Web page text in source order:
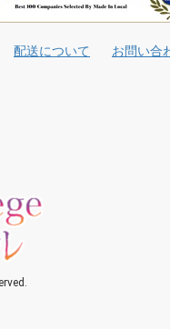
配送について お問い合